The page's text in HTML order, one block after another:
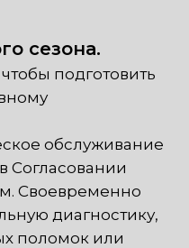
сезона.
подготовить
обслуживание
Согласовании
Своевременно
диагностику,
поломок или